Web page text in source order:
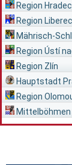
Region
Region Liberec
Mährisch-
Region Ústí
Region Zlín
Hauptstadt
Region
Mittelböhmen